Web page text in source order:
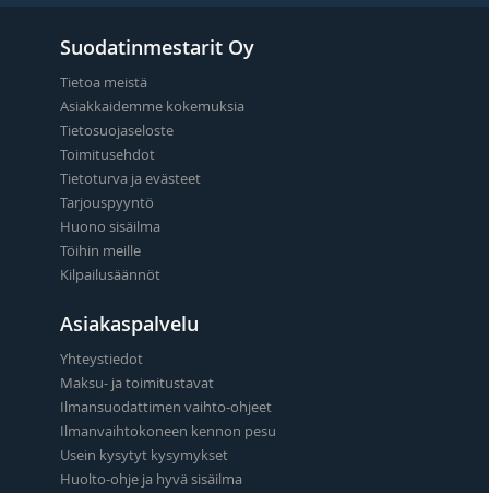
Suodatinmestarit Oy
Tietoa meistä
Asiakkaidemme kokemuksia
Tietosuojaseloste
Toimitusehdot
Tietoturva ja evästeet
Tarjouspyyntö
Huono sisäilma
Töihin meille
Kilpailusäännöt
Asiakaspalvelu
Yhteystiedot
Maksu- ja toimitustavat
Ilmansuodattimen vaihto-ohjeet
Ilmanvaihtokoneen kennon pesu
Usein kysytyt kysymykset
Huolto-ohje ja hyvä sisäilma